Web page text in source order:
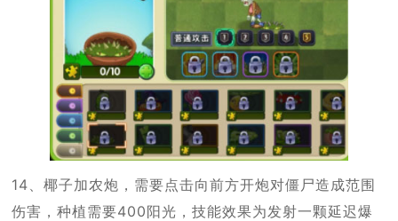
14、椰子加农炮，需要点击向前方开炮对僵尸造成范围
伤害，种植需要400阳光，技能效果为发射一颗延迟爆